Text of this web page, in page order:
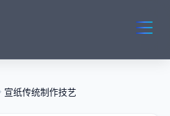
宣纸传统制作技艺